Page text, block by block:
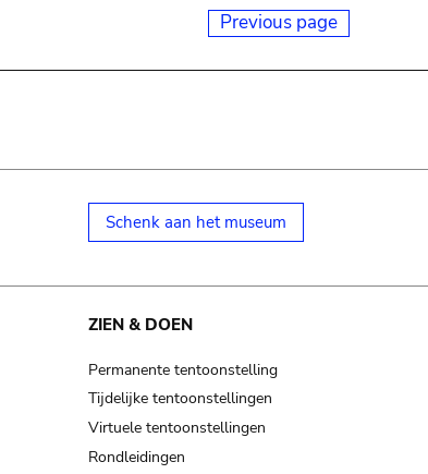
Previous page
Schenk aan het museum
ZIEN & DOEN
Permanente tentoonstelling
Tijdelijke tentoonstellingen
Virtuele tentoonstellingen
Rondleidingen